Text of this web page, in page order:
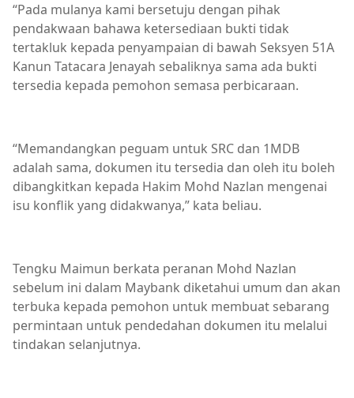
“Pada mulanya kami bersetuju dengan pihak
pendakwaan bahawa ketersediaan bukti tidak
tertakluk kepada penyampaian di bawah Seksyen 51A
Kanun Tatacara Jenayah sebaliknya sama ada bukti
tersedia kepada pemohon semasa perbicaraan.
“Memandangkan peguam untuk SRC dan 1MDB
adalah sama, dokumen itu tersedia dan oleh itu boleh
dibangkitkan kepada Hakim Mohd Nazlan mengenai
isu konflik yang didakwanya,” kata beliau.
Tengku Maimun berkata peranan Mohd Nazlan
sebelum ini dalam Maybank diketahui umum dan akan
terbuka kepada pemohon untuk membuat sebarang
permintaan untuk pendedahan dokumen itu melalui
tindakan selanjutnya.